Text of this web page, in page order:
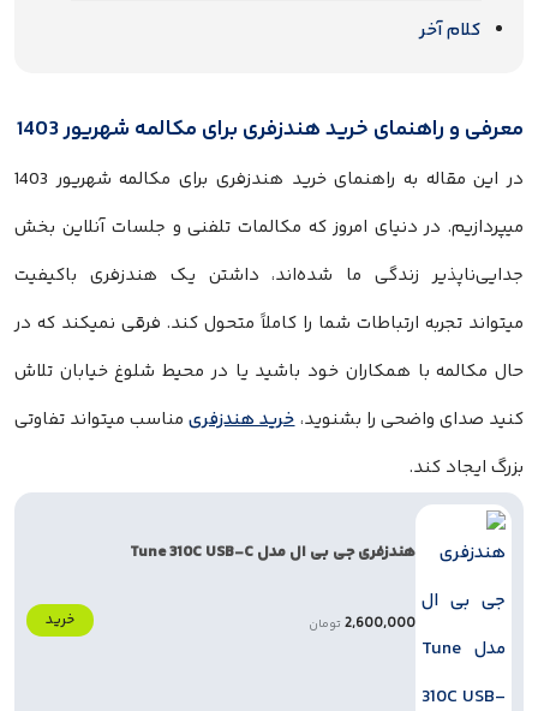
کلام آخر
معرفی و راهنمای خرید هندزفری برای مکالمه شهریور 1403
در این مقاله به راهنمای خرید هندزفری برای مکالمه شهریور 1403
میپردازیم. در دنیای امروز که مکالمات تلفنی و جلسات آنلاین بخش
جدایی‌ناپذیر زندگی ما شده‌اند، داشتن یک هندزفری باکیفیت
میتواند تجربه ارتباطات شما را کاملاً متحول کند. فرقی نمیکند که در
حال مکالمه با همکاران خود باشید یا در محیط شلوغ خیابان تلاش
کنید صدای واضحی را بشنوید،خرید هندزفریمناسب میتواند تفاوتی
بزرگ ایجاد کند.
هندزفری جی بی ال مدل Tune 310C USB-C
2,600,000 تومان خرید